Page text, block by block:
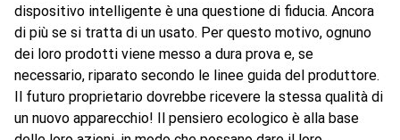
dispositivo intelligente è una questione di fiducia. Ancora
di più se si tratta di un usato. Per questo motivo, ognuno
dei loro prodotti viene messo a dura prova e, se
necessario, riparato secondo le linee guida del produttore.
Il futuro proprietario dovrebbe ricevere la stessa qualità di
un nuovo apparecchio! Il pensiero ecologico è alla base